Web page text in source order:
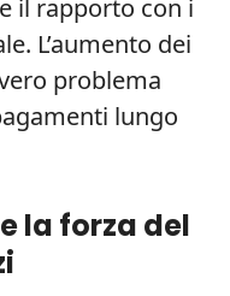
il rapporto con i
L’aumento dei
problema
lungo
la forza del